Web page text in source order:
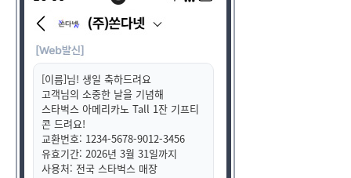
[이름]님! 생일 축하드려요
고객님의 소중한 날을 기념해
스타벅스 아메리카노 Tall 1잔 기프티
콘 드려요!
교환번호: 1234-5678-9012-3456
유효기간: 2026년 3월 31일까지
사용처: 전국 스타벅스 매장